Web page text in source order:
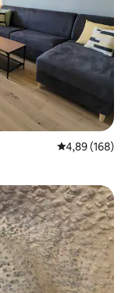
Gemiddelde
4,89 (168)